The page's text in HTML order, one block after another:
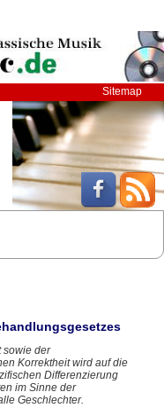
Sitemap
sowie der
Korrektheit wird auf die
Differenzierung
im Sinne der
Geschlechter.